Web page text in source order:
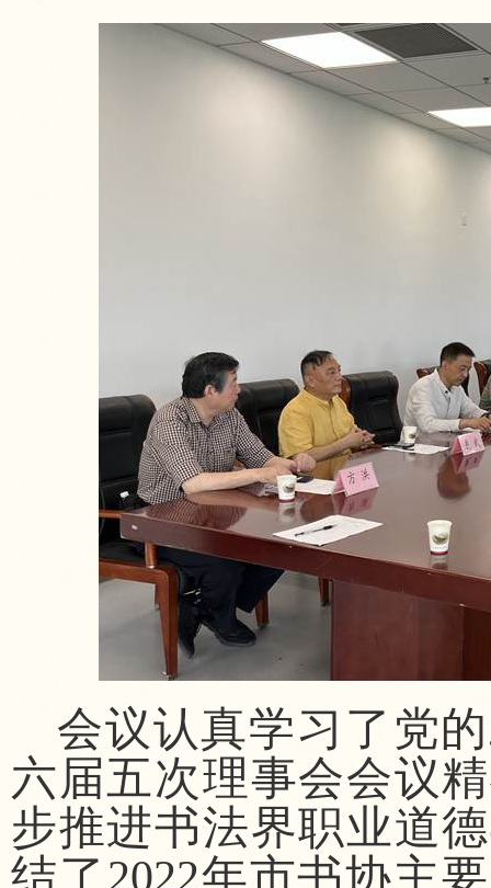
会议认真学习了党
六届五次理事会会议
步推进书法界职业道
结了2022年市书协主